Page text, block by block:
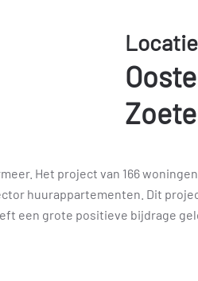
Het project van 166
huurappartementen. Dit
een grote positieve bijdrage